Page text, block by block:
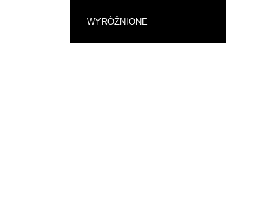
WYRÓŻNIONE